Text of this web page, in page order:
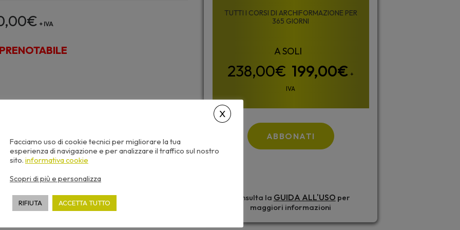
€ + IVA
TUTTI I CORSI DI ARCHIFORMAZIONE PER
365 GIORNI
199,00€ +
IVA
ABBONATI
Consulta la GUIDA ALL'USO per
maggiori informazioni
Facciamo uso di cookie tecnici per migliorare la tua
esperienza di navigazione e per analizzare il traffico sul nostro
sito. informativa cookie
Scopri di più e personalizza
RIFIUTA ACCETTA TUTTO